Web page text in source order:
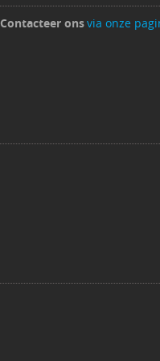
Contacteer onsvia onze